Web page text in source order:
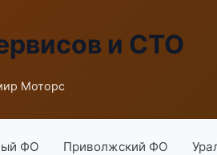
и СТО
Моторс
ФО Приволжский ФО